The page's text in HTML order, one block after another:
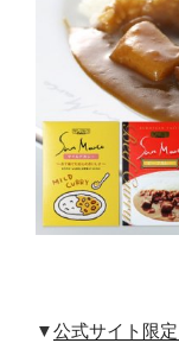
▼公式サイト限